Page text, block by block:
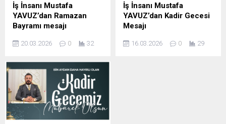
İş İnsanı Mustafa
YAVUZ’dan Ramazan
Bayramı mesajı
Başkanı ve İş insanı Mustafa
dolayısıyla mesaj yayımladı;
İş insanı Mustafa Yavuz
Mesajında şunları kaydetti,
Ramazan ayının manevi
ikliminde sabır, yardımlaşma
ve dayanışma duygularının
20.03.2026 0 32
İş İnsanı Mustafa
YAVUZ’dan Kadir Gecesi
Mesajı
Başkanı ve iş insanı Mustafa
16.03.2026 0 29